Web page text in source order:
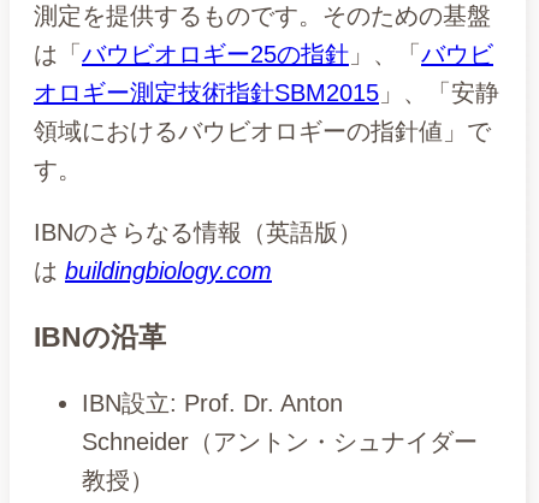
測定を提供するものです。そのための基盤
は「バウビオロギー25の指針 」、「バウビ
オロギー測定技術指針SBM2015 」、「安静
領域におけるバウビオロギーの指針値」で
す。
IBNのさらなる情報（英語版）
は buildingbiology.com
IBNの沿革
IBN設立: Prof. Dr. Anton
Schneider（アントン・シュナイダー
教授）